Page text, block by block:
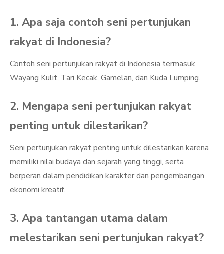
1. Apa saja contoh seni pertunjukan
rakyat di Indonesia?
Contoh seni pertunjukan rakyat di Indonesia termasuk
Wayang Kulit, Tari Kecak, Gamelan, dan Kuda Lumping.
2. Mengapa seni pertunjukan rakyat
penting untuk dilestarikan?
Seni pertunjukan rakyat penting untuk dilestarikan karena
memiliki nilai budaya dan sejarah yang tinggi, serta
berperan dalam pendidikan karakter dan pengembangan
ekonomi kreatif.
3. Apa tantangan utama dalam
melestarikan seni pertunjukan rakyat?